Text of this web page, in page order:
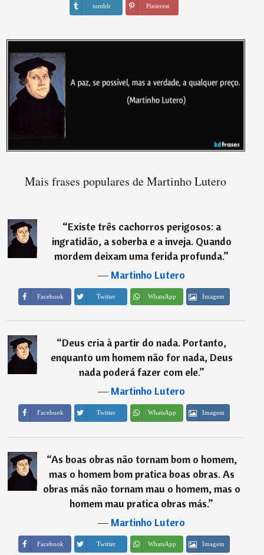
tumblr Pinterest
Mais frases populares de Martinho Lutero
“Existe três cachorros perigosos: a
ingratidão, a soberba e a inveja. Quando
mordem deixam uma ferida profunda.”
―Martinho Lutero
Facebook Twitter WhatsApp Imagem
“Deus cria à partir do nada. Portanto,
enquanto um homem não for nada, Deus
nada poderá fazer com ele.”
―Martinho Lutero
Facebook Twitter WhatsApp Imagem
“As boas obras não tornam bom o homem,
mas o homem bom pratica boas obras. As
obras más não tornam mau o homem, mas o
homem mau pratica obras más.”
―Martinho Lutero
Facebook Twitter WhatsApp Imagem